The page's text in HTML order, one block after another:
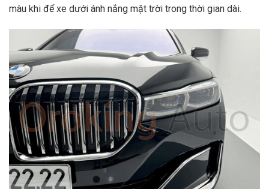
màu khi để xe dưới ánh nắng mặt trời trong thời gian dài.